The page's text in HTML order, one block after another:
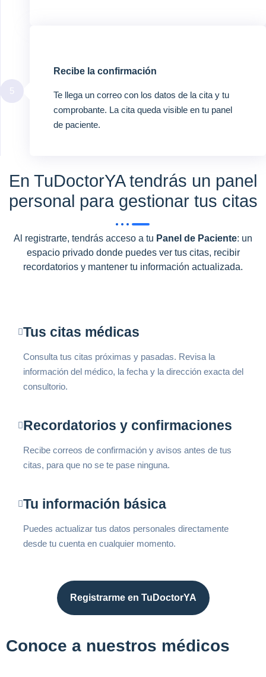
Recibe la confirmación
Te llega un correo con los datos de la cita y tu
comprobante. La cita queda visible en tu panel
de paciente.
En TuDoctorYA tendrás un panel
personal para gestionar tus citas
Al registrarte, tendrás acceso a tu Panel de Paciente: un
espacio privado donde puedes ver tus citas, recibir
recordatorios y mantener tu información actualizada.
Tus citas médicas
Consulta tus citas próximas y pasadas. Revisa la
información del médico, la fecha y la dirección exacta del
consultorio.
Recordatorios y confirmaciones
Recibe correos de confirmación y avisos antes de tus
citas, para que no se te pase ninguna.
Tu información básica
Puedes actualizar tus datos personales directamente
desde tu cuenta en cualquier momento.
Registrarme en TuDoctorYA
Conoce a nuestros médicos